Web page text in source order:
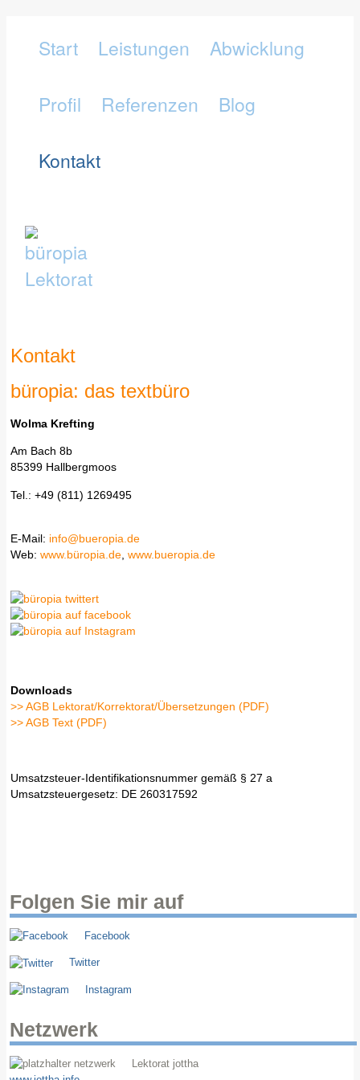
Start Leistungen Abwicklung
Profil Referenzen Blog
Kontakt
Kontakt
büropia: das textbüro
Wolma Krefting
Am Bach 8b
85399 Hallbergmoos
Tel.: +49 (811) 1269495
E-Mail: info@bueropia.de
Web: www.büropia.de, www.bueropia.de
Downloads
>> AGB Lektorat/Korrektorat/Übersetzungen (PDF)
>> AGB Text (PDF)
Umsatzsteuer-Identifikationsnummer gemäß § 27 a
Umsatzsteuergesetz: DE 260317592
Folgen Sie mir auf
Facebook
Twitter
Instagram
Netzwerk
Lektorat jottha